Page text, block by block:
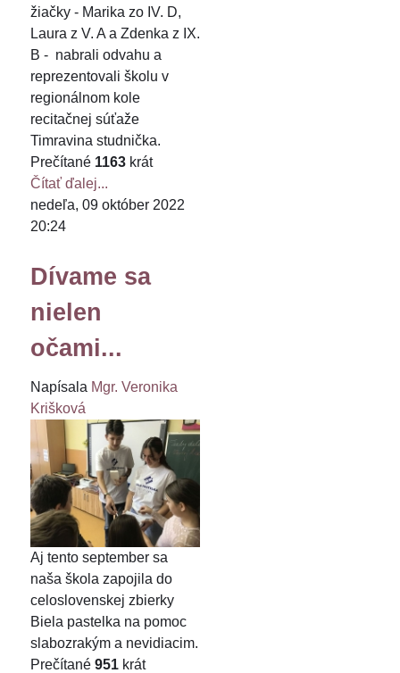
žiačky - Marika zo IV. D,
Laura z V. A a Zdenka z IX.
B - nabrali odvahu a
reprezentovali školu v
regionálnom kole
recitačnej súťaže
Timravina studnička.
Prečítané 1163 krát
Čítať ďalej...
nedeľa, 09 október 2022
20:24
Dívame sa
nielen
očami...
Napísala Mgr. Veronika
Krišková
Aj tento september sa
naša škola zapojila do
celoslovenskej zbierky
Biela pastelka na pomoc
slabozrakým a nevidiacim.
Prečítané 951 krát